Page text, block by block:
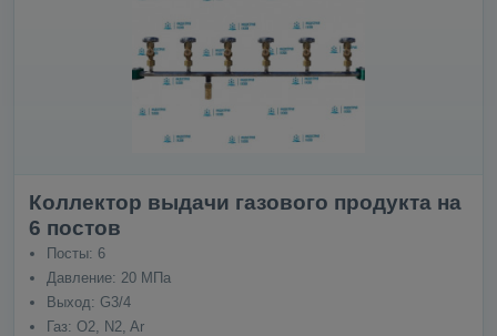
Коллектор выдачи газового продукта на
6 постов
Посты: 6
Давление: 20 МПа
Выход: G3/4
Газ: O2, N2, Ar